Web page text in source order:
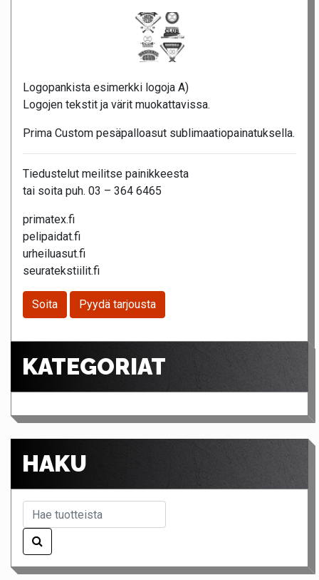
Logopankista esimerkki logoja A)
Logojen tekstit ja värit muokattavissa.
Prima Custom pesäpalloasut sublimaatiopainatuksella.
Tiedustelut meilitse painikkeesta
tai soita puh. 03 – 364 6465
primatex.fi
pelipaidat.fi
urheiluasut.fi
seuratekstiilit.fi
Soita Pyydä tarjousta
KATEGORIAT
HAKU